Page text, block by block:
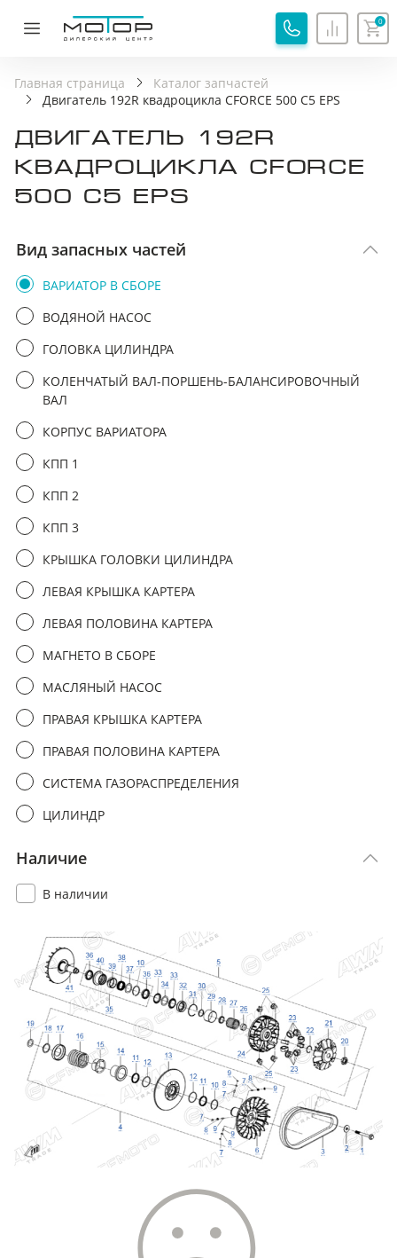
0
Главная страница
Каталог запчастей
Двигатель 192R квадроцикла CFORCE 500 С5 EPS
ДВИГАТЕЛЬ 192R
КВАДРОЦИКЛА CFORCE
500 С5 EPS
Вид запасных частей
ВАРИАТОР В СБОРЕ
ВОДЯНОЙ НАСОС
ГОЛОВКА ЦИЛИНДРА
КОЛЕНЧАТЫЙ ВАЛ-ПОРШЕНЬ-БАЛАНСИРОВОЧНЫЙ
ВАЛ
КОРПУС ВАРИАТОРА
КПП 1
КПП 2
КПП 3
КРЫШКА ГОЛОВКИ ЦИЛИНДРА
ЛЕВАЯ КРЫШКА КАРТЕРА
ЛЕВАЯ ПОЛОВИНА КАРТЕРА
МАГНЕТО В СБОРЕ
МАСЛЯНЫЙ НАCОС
ПРАВАЯ КРЫШКА КАРТЕРА
ПРАВАЯ ПОЛОВИНА КАРТЕРА
СИСТЕМА ГАЗОРАСПРЕДЕЛЕНИЯ
ЦИЛИНДР
Наличие
В наличии
ОБРАТНАЯ СВЯЗЬ
Имя
Телефон
Я соглашаюсь сПолитикой обработки
данных
Я принимаюПользовательское соглашение
Я соглашаюсь напередачу персональных данных
третьим лицам
СПАСИБО!
Хорошо